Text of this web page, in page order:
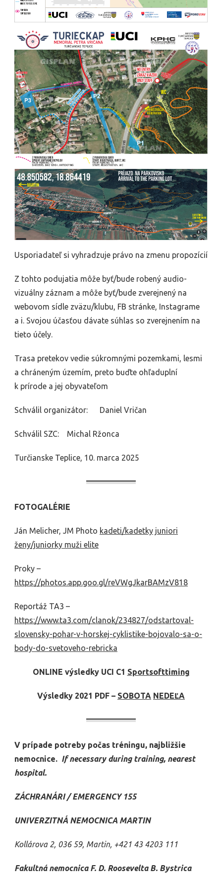
Usporiadateľ si vyhradzuje právo na zmenu propozícií
Z tohto podujatia môže byť/bude robený audio-
vizuálny záznam a môže byť/bude zverejnený na
webovom sídle zväzu/klubu, FB stránke, Instagrame
a i. Svojou účasťou dávate súhlas so zverejnením na
tieto účely.
Trasa pretekov vedie súkromnými pozemkami, lesmi
a chráneným územím, preto buďte ohľaduplní
k prírode a jej obyvateľom
Schválil organizátor: Daniel Vričan
Schválil SZC: Michal Ržonca
Turčianske Teplice, 10. marca 2025
FOTOGALÉRIE
Ján Melicher, JM Photo kadeti/kadetky juniori
ženy/juniorky muži elite
Proky –
https://photos.app.goo.gl/reVWgJkarBAMzV818
Reportáž TA3 –
https://www.ta3.com/clanok/234827/odstartoval-
slovensky-pohar-v-horskej-cyklistike-bojovalo-sa-o-
body-do-svetoveho-rebricka
ONLINE výsledky UCI C1 Sportsofttiming
Výsledky 2021 PDF – SOBOTA NEDEĽA
V prípade potreby počas tréningu, najbližšie
nemocnice. If necessary during training, nearest
hospital.
ZÁCHRANÁRI / EMERGENCY 155
UNIVERZITNÁ NEMOCNICA MARTIN
Kollárova 2, 036 59, Martin, +421 43 4203 111
Fakultná nemocnica F. D. Roosevelta B. Bystrica